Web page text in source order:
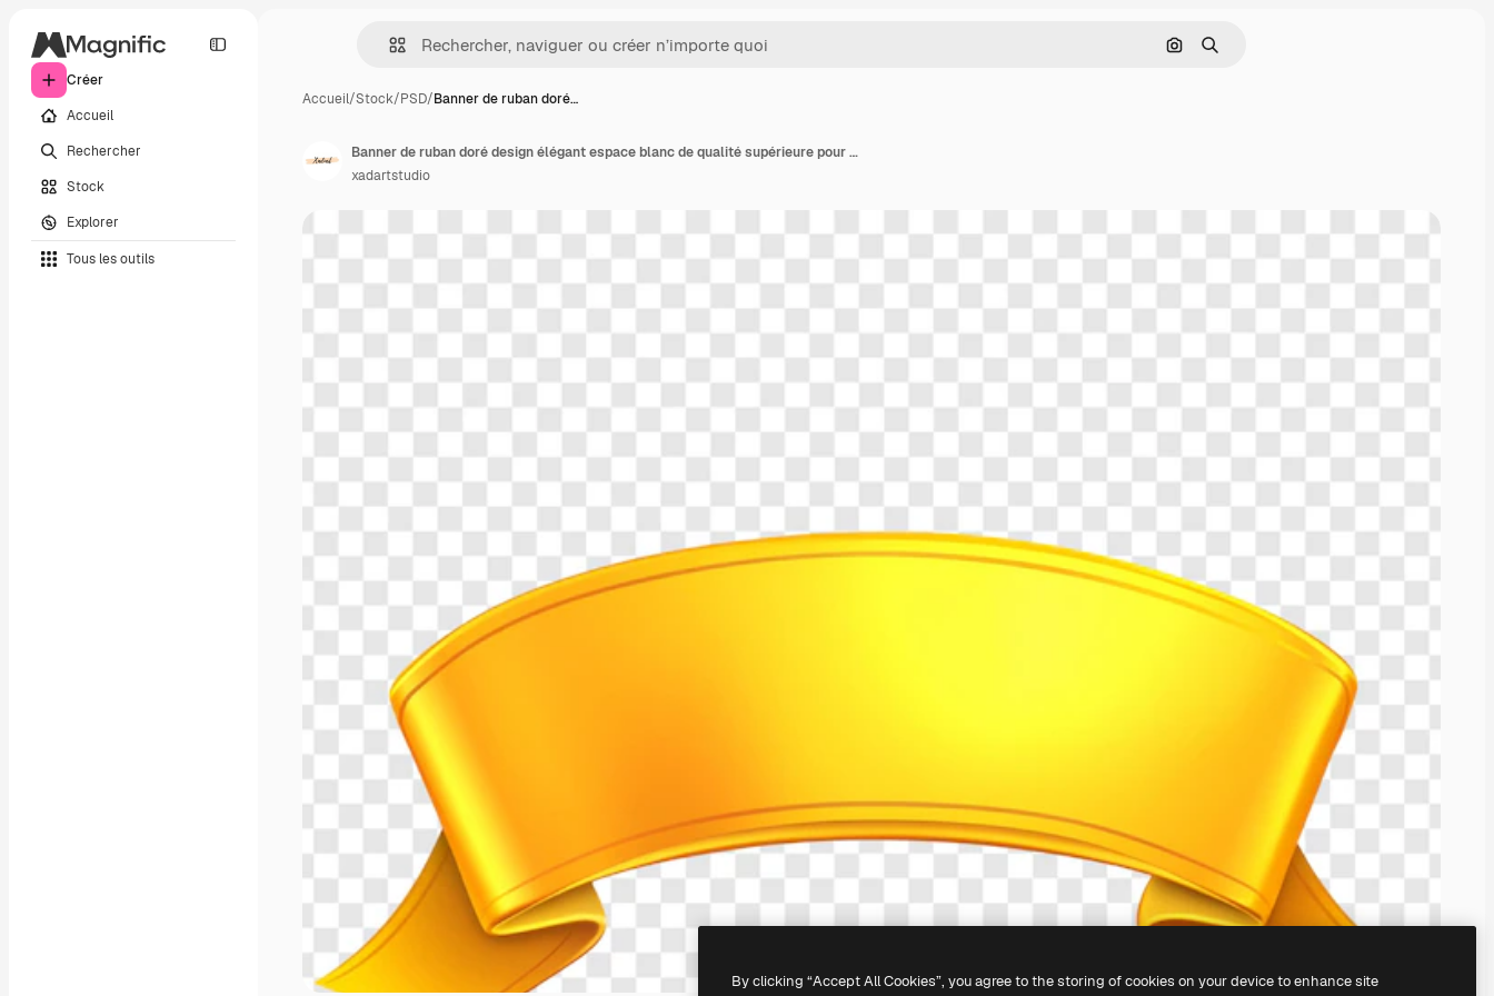
Créer
Accueil
Rechercher
Stock
Explorer
Tous les outils
Rechercher par image
Rechercher
Accueil/Stock/PSD/Banner de ruban doré…
Banner de ruban doré design élégant espace blanc de qualité supérieure pour le texte parfait pour la célébration
xadartstudio
By clicking “Accept All Cookies”, you agree to the storing of cookies on your device to enhance site